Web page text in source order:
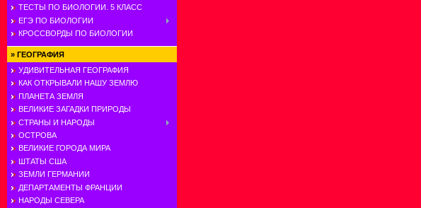
ТЕСТЫ ПО БИОЛОГИИ. 5 КЛАСС
ЕГЭ ПО БИОЛОГИИ
КРОССВОРДЫ ПО БИОЛОГИИ
» ГЕОГРАФИЯ
УДИВИТЕЛЬНАЯ ГЕОГРАФИЯ
КАК ОТКРЫВАЛИ НАШУ ЗЕМЛЮ
ПЛАНЕТА ЗЕМЛЯ
ВЕЛИКИЕ ЗАГАДКИ ПРИРОДЫ
СТРАНЫ И НАРОДЫ
ОСТРОВА
ВЕЛИКИЕ ГОРОДА МИРА
ШТАТЫ США
ЗЕМЛИ ГЕРМАНИИ
ДЕПАРТАМЕНТЫ ФРАНЦИИ
НАРОДЫ СЕВЕРА